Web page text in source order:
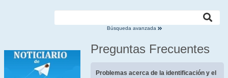
Búsqueda avanzada
Preguntas Frecuentes
Problemas acerca de la identificación y el